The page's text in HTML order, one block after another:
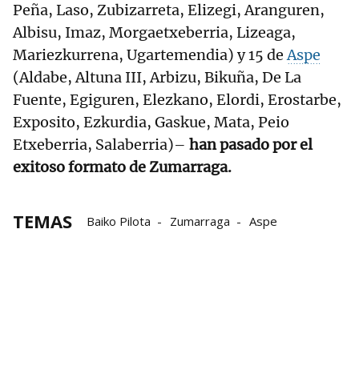
Peña, Laso, Zubizarreta, Elizegi, Aranguren,
Albisu, Imaz, Morgaetxeberria, Lizeaga,
Mariezkurrena, Ugartemendia) y 15 deAspe
(Aldabe, Altuna III, Arbizu, Bikuña, De La
Fuente, Egiguren, Elezkano, Elordi, Erostarbe,
Exposito, Ezkurdia, Gaskue, Mata, Peio
Etxeberria, Salaberria)– han pasado por el
exitoso formato de Zumarraga.
TEMAS Baiko Pilota Zumarraga Aspe